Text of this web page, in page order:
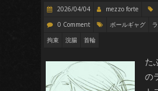
2026/04/04 mezzo forte
0 Comment
ボールギャグ
拘束
浣腸 首輪
た
の